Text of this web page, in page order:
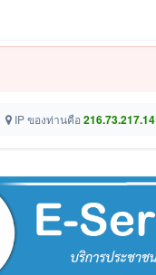
IP ของท่านคือ 216.73.217.14